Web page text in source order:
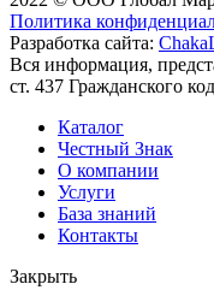
Политика
Разработка сайта:
Вся информация,
ст. 437 Гражданского
Каталог
Честный Знак
О компании
Услуги
База знаний
Контакты
Закрыть